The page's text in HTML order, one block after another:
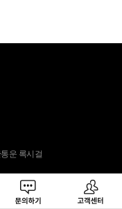
문의하기 고객센터
운 록시걸